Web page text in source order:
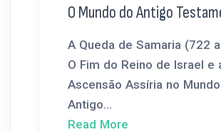
O Mundo do Antigo
A Queda de Samaria (722
O Fim do Reino de Israel e
Ascensão Assíria no
Antigo...
Read More